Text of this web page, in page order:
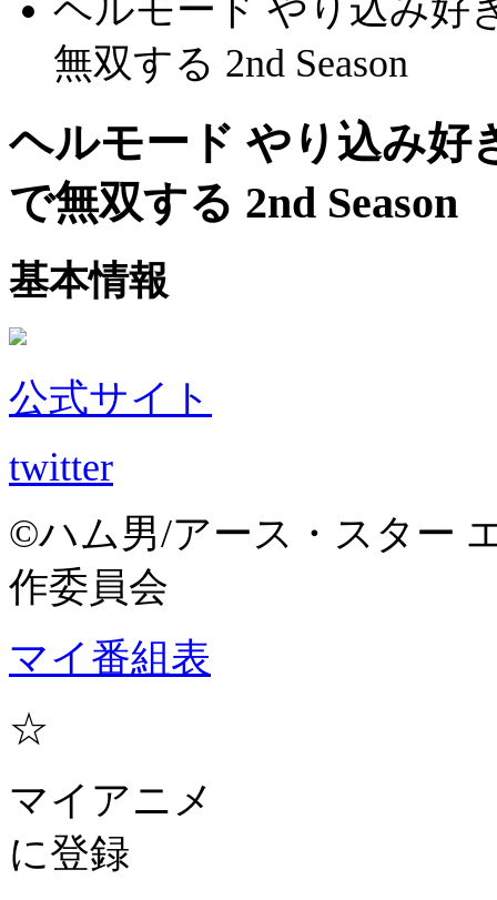
ヘルモード やり込み好
無双する 2nd Season
ヘルモード やり込み好
で無双する 2nd Season
基本情報
公式サイト
twitter
©ハム男/アース・スター
作委員会
マイ番組表
☆
マイアニメ
に登録